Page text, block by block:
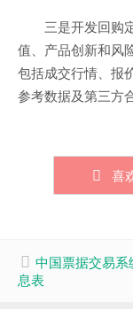
三是开发回购
值、产品创新和风
包括成交行情、报
参考数据及第三方
喜
中国票据交易
息表